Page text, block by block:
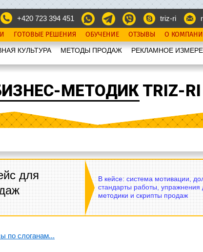
+420 723 394 451 triz-ri
ГОТОВЫЕ РЕШЕНИЯ ОБУЧЕНИЕ ОТЗЫВЫ О
КУЛЬТУРА МЕТОДЫ ПРОДАЖ РЕКЛАМНОЕ
МЕТОДИК TRIZ-RI
для
В кейсе: система мотивации,
стандарты работы, упражнения
методики и скрипты продаж
по слоганам...